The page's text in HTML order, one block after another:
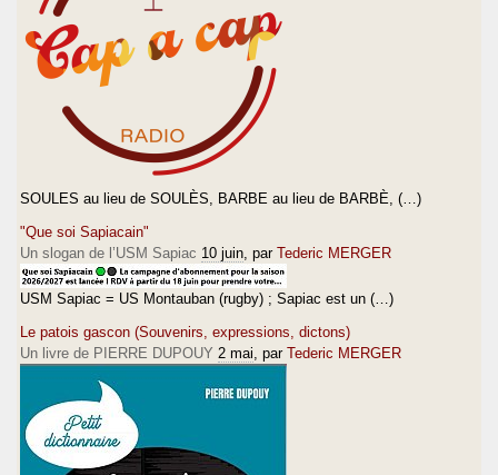
SOULES au lieu de SOULÈS, BARBE au lieu de BARBÈ, (…)
"Que soi Sapiacain"
Un slogan de l’USM Sapiac 10 juin , par Tederic MERGER
USM Sapiac = US Montauban (rugby) ; Sapiac est un (…)
Le patois gascon (Souvenirs, expressions, dictons)
Un livre de PIERRE DUPOUY 2 mai , par Tederic MERGER